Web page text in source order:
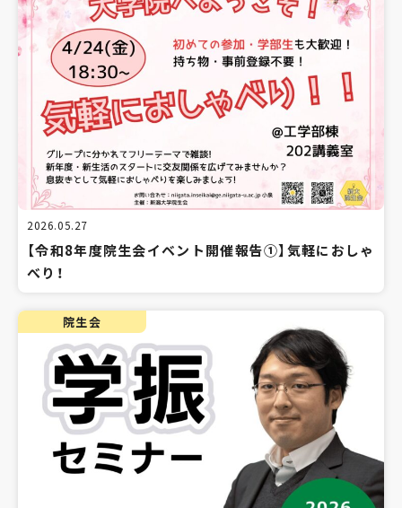
2026.05.27
【令和8年度院生会イベント開催報告①】気軽におしゃ
べり！
院生会